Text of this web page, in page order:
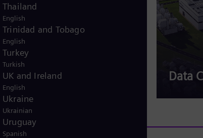
Inovação em
Dessalinização que
Transforma
Data
Thailand
English
Trinidad and Tobago
English
Turkey
Turkish
UK and Ireland
English
Ukraine
Ukrainian
Uruguay
Spanish